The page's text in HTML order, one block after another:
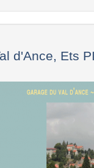
d'Ance, Ets